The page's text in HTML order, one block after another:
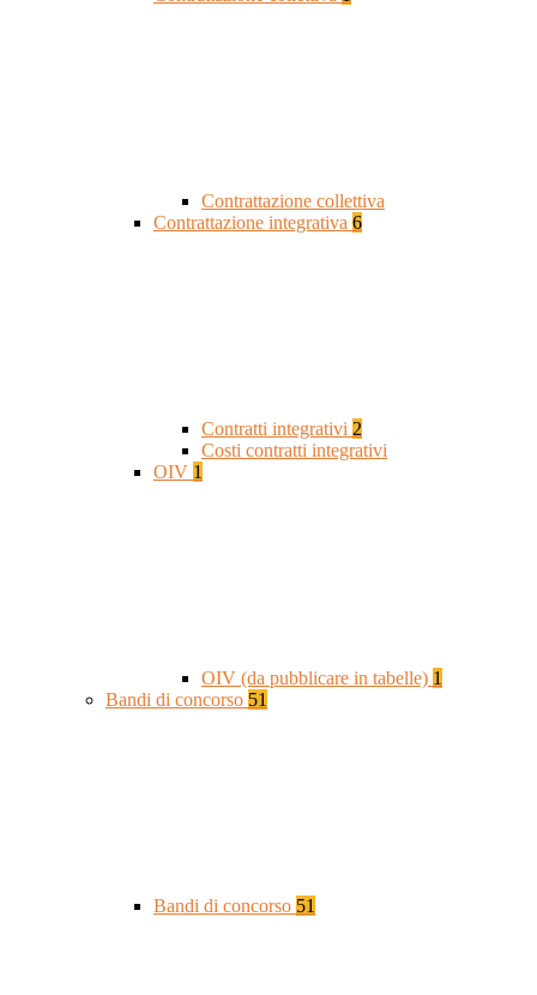
Contrattazione collettiva
Contrattazione integrativa 6
Contratti integrativi 2
Costi contratti integrativi
OIV 1
OIV (da pubblicare in tabelle) 1
Bandi di concorso 51
Bandi di concorso 51